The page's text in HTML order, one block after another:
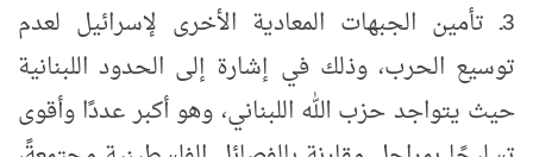
3ـ تأمين الجبهات المعادية الأخرى لإسرائيل لعدم
توسيع الحرب، وذلك في إشارة إلى الحدود اللبنانية
حيث يتواجد حزب الله اللبناني، وهو أكبر عددًا وأقوى